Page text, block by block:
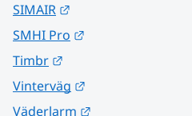
SIMAIR
SMHI Pro
Timbr
Vinterväg
Väderlarm